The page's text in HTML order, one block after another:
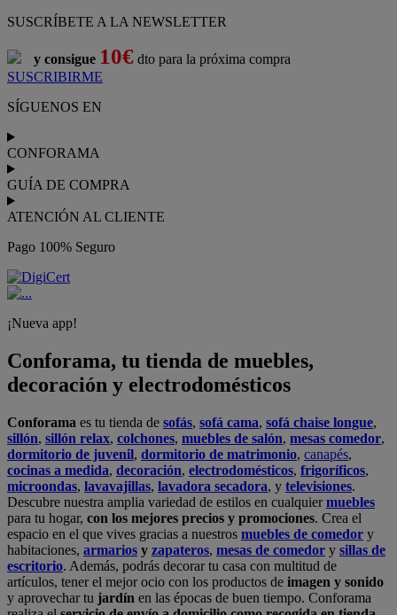
SUSCRÍBETE A LA NEWSLETTER
y consigue 10€ dto para la próxima compra
SUSCRIBIRME
SÍGUENOS EN
CONFORAMA
GUÍA DE COMPRA
ATENCIÓN AL CLIENTE
Pago 100% Seguro
¡Nueva app!
Conforama, tu tienda de muebles,
decoración y electrodomésticos
Conforama es tu tienda de sofás, sofá cama, sofá chaise longue,
sillón, sillón relax, colchones, muebles de salón, mesas comedor,
dormitorio de juvenil, dormitorio de matrimonio, canapés,
cocinas a medida, decoración, electrodomésticos, frigoríficos,
microondas, lavavajillas, lavadora secadora, y televisiones.
Descubre nuestra amplia variedad de estilos en cualquiermuebles
para tu hogar, con los mejores precios y promociones. Crea el
espacio en el que vives gracias a nuestros muebles de comedor y
habitaciones, armarios y zapateros, mesas de comedor y sillas de
escritorio. Además, podrás decorar tu casa con multitud de
artículos, tener el mejor ocio con los productos de imagen y sonido
y aprovechar tu jardín en las épocas de buen tiempo. Conforama